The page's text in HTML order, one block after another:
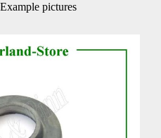
pictures